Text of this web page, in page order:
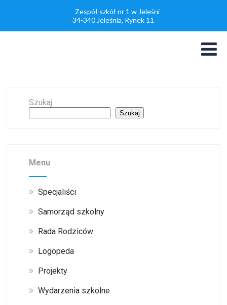
Zespół szkół nr 1 w Jeleśni
34-340 Jeleśnia, Rynek 11
Szukaj
Szukaj
Menu
Specjaliści
Samorząd szkolny
Rada Rodziców
Logopeda
Projekty
Wydarzenia szkolne